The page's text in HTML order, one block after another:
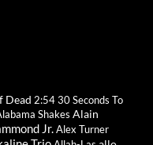
Dead 2:5430 Seconds To
Shakes Alain
Jr.Alex Turner